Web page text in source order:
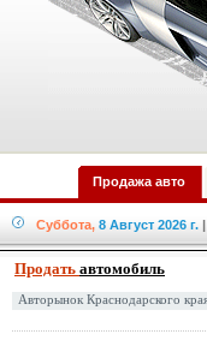
Продажа авто
Суббота, 8 Август 2026 г.
Продать автомобиль
Авторынок Краснодарского